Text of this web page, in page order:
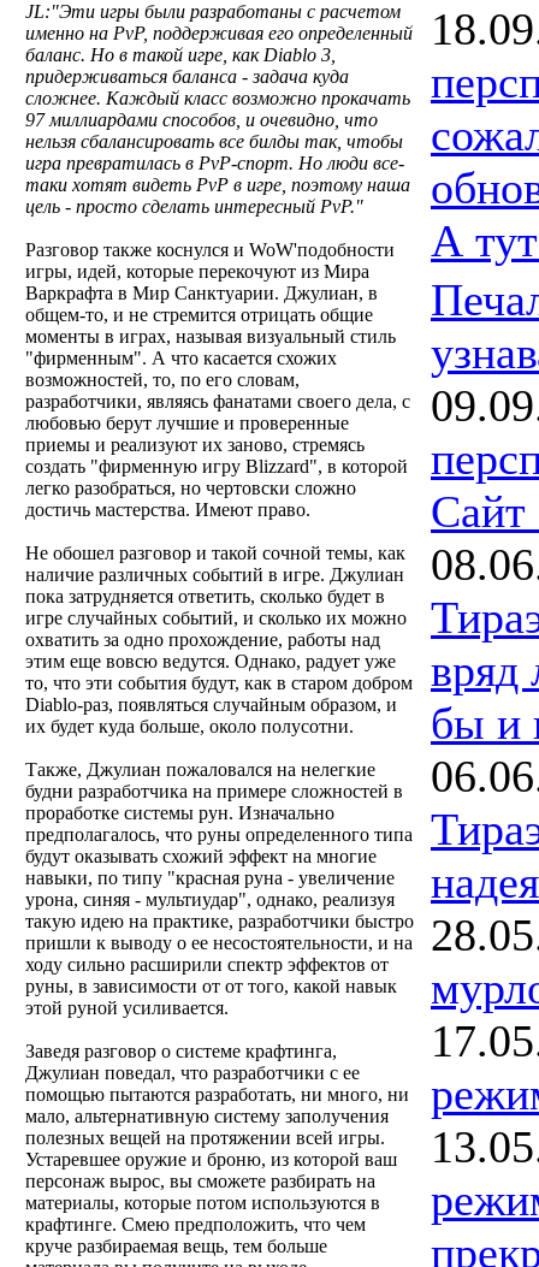
JL:"Эти игры были разработаны с расчетом
именно на PvP, поддерживая его определенный
баланс. Но в такой игре, как Diablo 3,
придерживаться баланса - задача куда
сложнее. Каждый класс возможно прокачать
97 миллиардами способов, и очевидно, что
нельзя сбалансировать все билды так, чтобы
игра превратилась в PvP-спорт. Но люди все-
таки хотят видеть PvP в игре, поэтому наша
цель - просто сделать интересный PvP."
Разговор также коснулся и WoW'подобности
игры, идей, которые перекочуют из Мира
Варкрафта в Мир Санктуарии. Джулиан, в
общем-то, и не стремится отрицать общие
моменты в играх, называя визуальный стиль
"фирменным". А что касается схожих
возможностей, то, по его словам,
разработчики, являясь фанатами своего дела, с
любовью берут лучшие и проверенные
приемы и реализуют их заново, стремясь
создать "фирменную игру Blizzard", в которой
легко разобраться, но чертовски сложно
достичь мастерства. Имеют право.
Не обошел разговор и такой сочной темы, как
наличие различных событий в игре. Джулиан
пока затрудняется ответить, сколько будет в
игре случайных событий, и сколько их можно
охватить за одно прохождение, работы над
этим еще вовсю ведутся. Однако, радует уже
то, что эти события будут, как в старом добром
Diablo-раз, появляться случайным образом, и
их будет куда больше, около полусотни.
Также, Джулиан пожаловался на нелегкие
будни разработчика на примере сложностей в
проработке системы рун. Изначально
предполагалось, что руны определенного типа
будут оказывать схожий эффект на многие
навыки, по типу "красная руна - увеличение
урона, синяя - мультиудар", однако, реализуя
такую идею на практике, разработчики быстро
пришли к выводу о ее несостоятельности, и на
ходу сильно расширили спектр эффектов от
руны, в зависимости от от того, какой навык
этой руной усиливается.
Заведя разговор о системе крафтинга,
Джулиан поведал, что разработчики с ее
помощью пытаются разработать, ни много, ни
мало, альтернативную систему заполучения
полезных вещей на протяжении всей игры.
Устаревшее оружие и броню, из которой ваш
персонаж вырос, вы сможете разбирать на
материалы, которые потом используются в
крафтинге. Смею предположить, что чем
круче разбираемая вещь, тем больше
А
Сайт
вряд
бы и